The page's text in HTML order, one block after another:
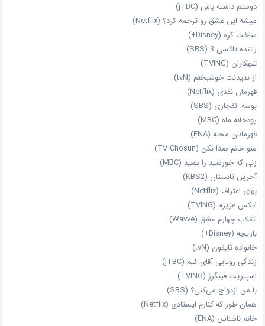
دوستم داشته باش (jTBC)
میشه این عشق رو ترجمه کرد؟ (Netflix)
ساخت کره (Disney+)
راننده تاکسی 3 (SBS)
تبهکاران (TVING)
از ندیدنت خوشبختم (tvN)
قهرمان نقدی (Netflix)
بوسه انفجاری (SBS)
رودخانه ماه (MBC)
قهرمانان محله (ENA)
منو خانم صدا نکن (TV Chosun)
زنی که خورشید را بلعید (MBC)
آخرین تابستان (KBS2)
بهای اعتراف (Netflix)
ایکس عزیزم (TVING)
انقلاب چهارم عشق (Wavve)
بازیچه (Disney+)
خانواده تایفون (tvN)
زندگی رویایی آقای کیم (jTBC)
اسپیریت فینگرز (TVING)
با من ازدواج می‌کنی؟ (SBS)
همان‌ طور که کنارم ایستادی (Netflix)
خانم ناشناس (ENA)